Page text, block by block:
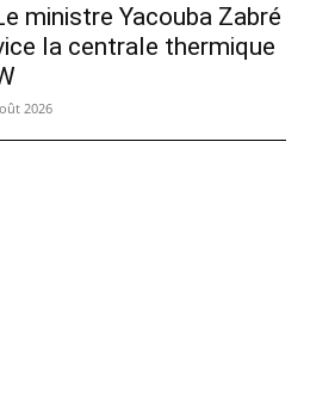
ministre Yacouba Zabré
la centrale thermique
2026